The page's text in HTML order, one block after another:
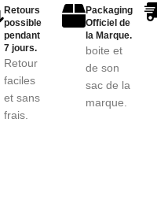
Retours
possible
pendant
7 jours.
Retour
faciles
et sans
frais.
Packaging
Officiel de
la Marque.
boite et
de son
sac de la
marque.